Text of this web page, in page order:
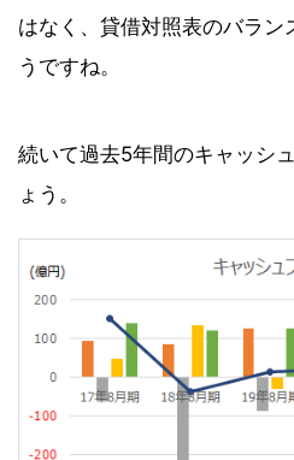
はなく、貸借対照表のバラン
うですね。
続いて過去5年間のキャッシ
ょう。